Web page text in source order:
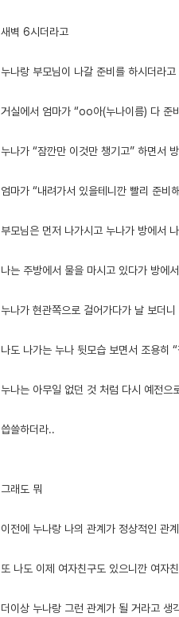
새벽 6시더라고
누나랑 부모님이 나갈 준비를 하시더라고
거실에서 엄마가 “oo아(누나이름) 다 준
누나가 “잠깐만 이것만 챙기고” 하면서
엄마가 “내려가서 있을테니깐 빨리 준비
부모님은 먼저 나가시고 누나가 방에서
나는 주방에서 물을 마시고 있다가 방에
누나가 현관쪽으로 걸어가다가 날 보더
나도 나가는 누나 뒷모습 보면서 조용히
누나는 아무일 없던 것 처럼 다시 예전으
씁쓸하더라..
그래도 뭐
이전에 누나랑 나의 관계가 정상적인 관
또 나도 이제 여자친구도 있으니깐 여자
더이상 누나랑 그런 관계가 될 거라고 생